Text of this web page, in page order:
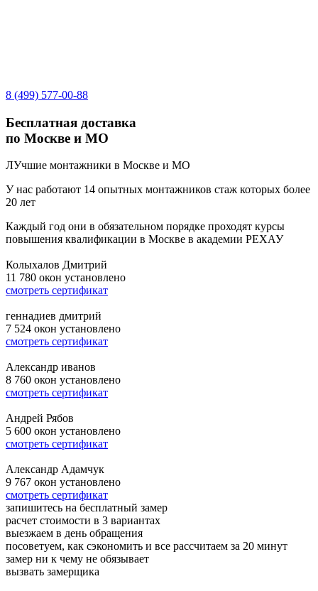
8 (499) 577-00-88
Бесплатная доставка
по Москве и МО
ЛУчшие монтажники в Москве и МО
У нас работают 14 опытных монтажников стаж которых более
20 лет
Каждый год они в обязательном порядке проходят курсы
повышения квалификации в Москве в академии РЕХАУ
Колыхалов Дмитрий
11 780 окон установлено
смотреть сертификат
геннадиев дмитрий
7 524 окон установлено
смотреть сертификат
Александр иванов
8 760 окон установлено
смотреть сертификат
Андрей Рябов
5 600 окон установлено
смотреть сертификат
Александр Адамчук
9 767 окон установлено
смотреть сертификат
запишитесь на бесплатный замер
расчет стоимости в 3 вариантах
выезжаем в день обращения
посоветуем, как сэкономить и все рассчитаем за 20 минут
замер ни к чему не обязывает
вызвать замерщика